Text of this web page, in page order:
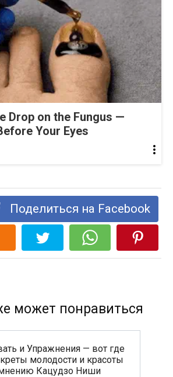
Drop on the Fungus —
Your Eyes
Поделиться на Facebook
может понравиться
и Упражнения — вот где
молодости и красоты
Кацудзо Ниши